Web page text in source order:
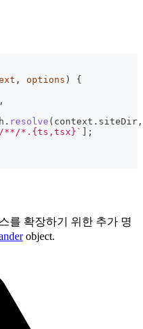
, options )
{
,
. resolve ( context . siteDir ,
/**/*.{ts,tsx} `
;
를 확장하기 위한 추가 명
object.